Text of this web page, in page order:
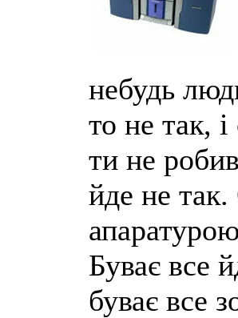
небудь
то не так,
ти не
йде не так.
Буває все
буває все